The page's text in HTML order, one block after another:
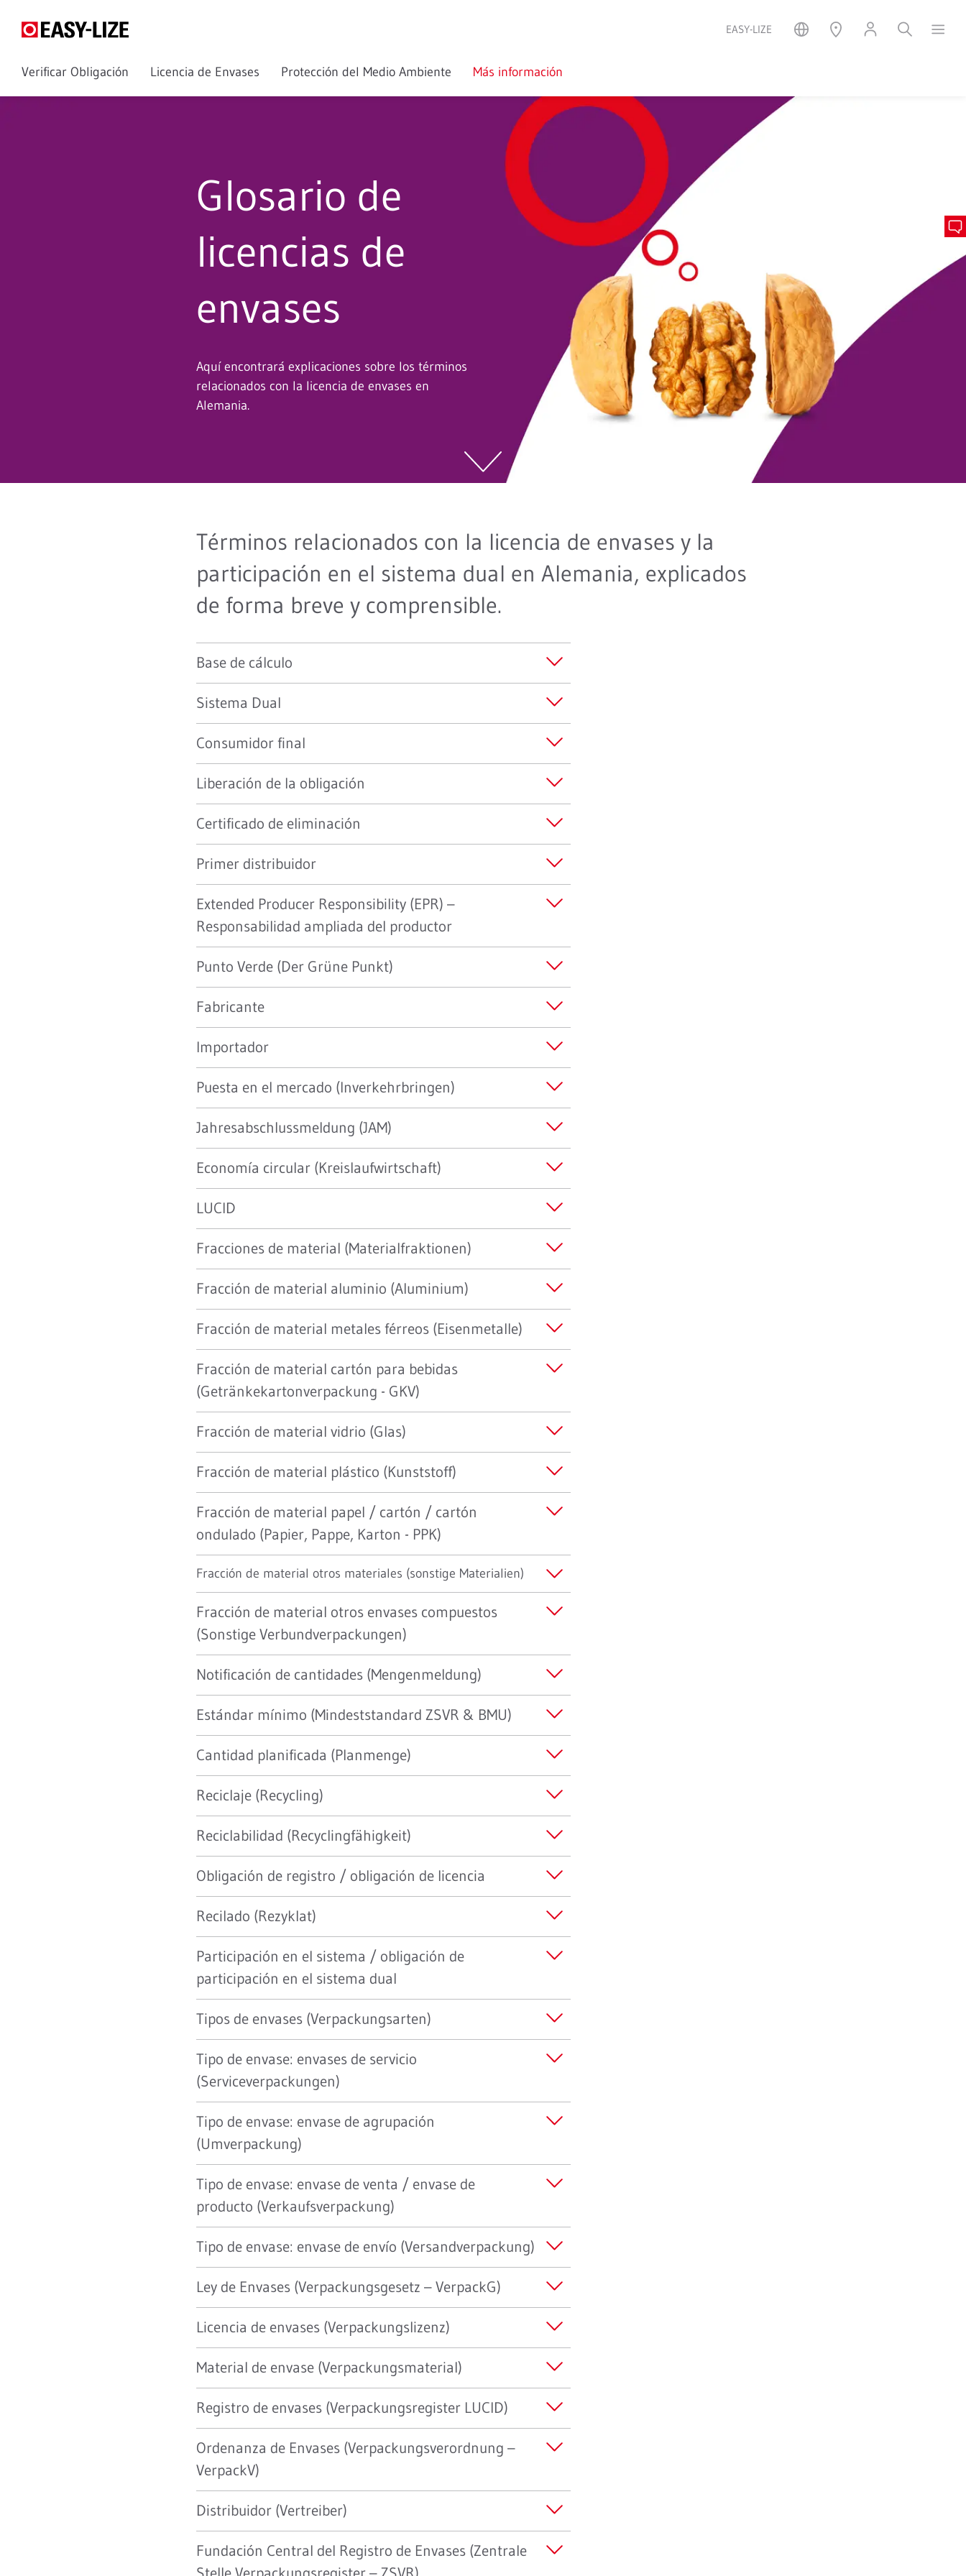
EASY-LIZE
Verificar Obligación Licencia de Envases Protección del Medio Ambiente Más información
Glosario de
licencias de
envases
Aquí encontrará explicaciones sobre los términos
relacionados con la licencia de envases en
Alemania.
Términos relacionados con la licencia de envases y la
participación en el sistema dual en Alemania, explicados
de forma breve y comprensible.
Base de cálculo
Sistema Dual
Consumidor final
Liberación de la obligación
Certificado de eliminación
Primer distribuidor
Extended Producer Responsibility (EPR) –
Responsabilidad ampliada del productor
Punto Verde (Der Grüne Punkt)
Fabricante
Importador
Puesta en el mercado (Inverkehrbringen)
Jahresabschlussmeldung (JAM)
Economía circular (Kreislaufwirtschaft)
LUCID
Fracciones de material (Materialfraktionen)
Fracción de material aluminio (Aluminium)
Fracción de material metales férreos (Eisenmetalle)
Fracción de material cartón para bebidas
(Getränkekartonverpackung - GKV)
Fracción de material vidrio (Glas)
Fracción de material plástico (Kunststoff)
Fracción de material papel / cartón / cartón
ondulado (Papier, Pappe, Karton - PPK)
Fracción de material otros materiales (sonstige Materialien)
Fracción de material otros envases compuestos
(Sonstige Verbundverpackungen)
Notificación de cantidades (Mengenmeldung)
Estándar mínimo (Mindeststandard ZSVR & BMU)
Cantidad planificada (Planmenge)
Reciclaje (Recycling)
Reciclabilidad (Recyclingfähigkeit)
Obligación de registro / obligación de licencia
Recilado (Rezyklat)
Participación en el sistema / obligación de
participación en el sistema dual
Tipos de envases (Verpackungsarten)
Tipo de envase: envases de servicio
(Serviceverpackungen)
Tipo de envase: envase de agrupación
(Umverpackung)
Tipo de envase: envase de venta / envase de
producto (Verkaufsverpackung)
Tipo de envase: envase de envío (Versandverpackung)
Ley de Envases (Verpackungsgesetz – VerpackG)
Licencia de envases (Verpackungslizenz)
Material de envase (Verpackungsmaterial)
Registro de envases (Verpackungsregister LUCID)
Ordenanza de Envases (Verpackungsverordnung –
VerpackV)
Distribuidor (Vertreiber)
Fundación Central del Registro de Envases (Zentrale